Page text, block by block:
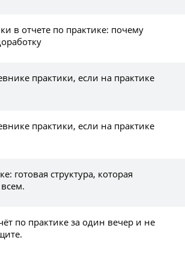
в отчете по практике: почему
практики, если на практике
практики, если на практике
готовая структура, которая
по практике за один вечер и не